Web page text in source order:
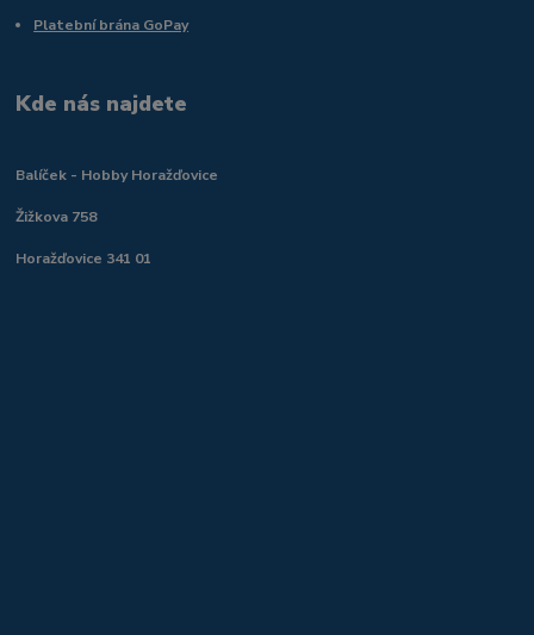
Platební brána GoPay
Kde nás najdete
Balíček - Hobby Horažďovice
Žižkova 758
Horažďovice 341 01